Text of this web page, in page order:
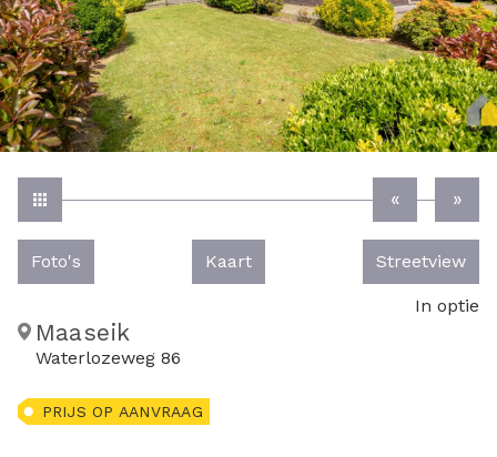
In optie
Maaseik
Waterlozeweg 86
PRIJS OP AANVRAAG
Foto's Kaart Streetview